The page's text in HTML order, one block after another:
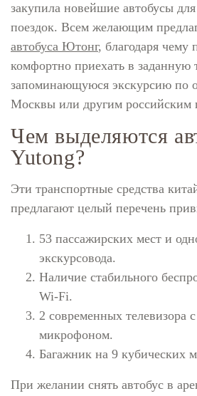
закупила новейшие автобусы
поездок. Всем желающим
автобуса Ютонг, благодаря чему
комфортно приехать в заданную
запоминающуюся экскурсию по
Москвы или другим российским
Чем выделяются
Yutong?
Эти транспортные средства
предлагают целый перечень
53 пассажирских мест и
экскурсовода.
Наличие стабильного
Wi-Fi.
2 современных телевизора
микрофоном.
Багажник на 9 кубических
При желании снять автобус в